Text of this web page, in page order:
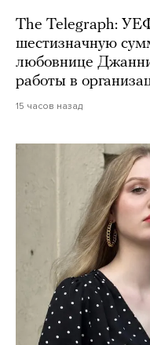
The Telegraph:
шестизначную
любовнице
работы в
15 часов назад